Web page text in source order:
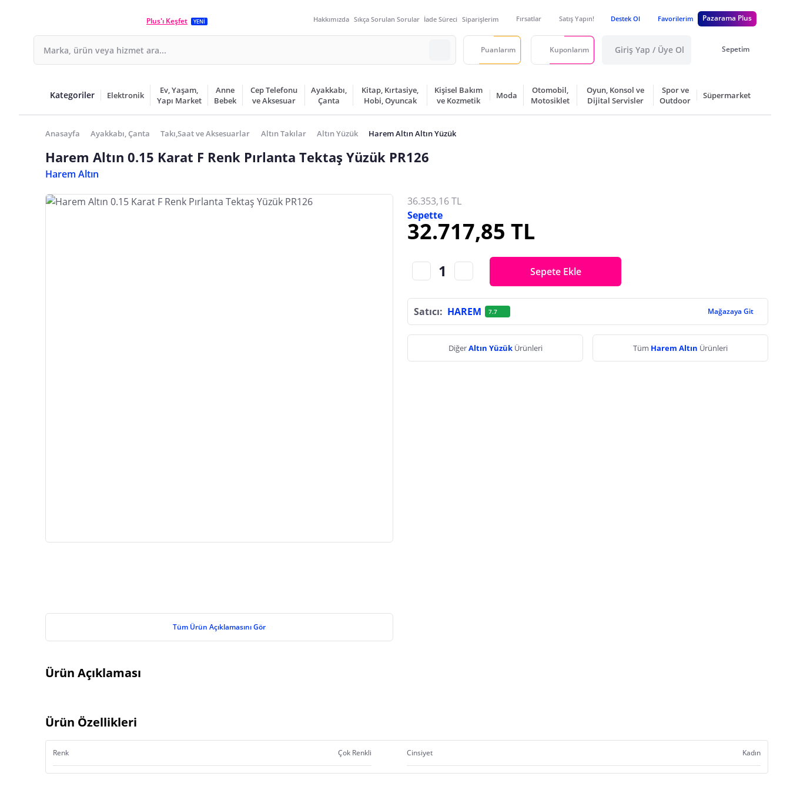
Plus'ı Keşfet YENİ Hakkımızda Sıkça Sorulan Sorular İade Süreci Siparişlerim Fırsatlar Satış Yapın! Destek Ol Favorilerim Pazarama Plus
Puanlarım Kuponlarım Giriş Yap / Üye Ol Sepetim
Kategoriler Elektronik
Ev, Yaşam,
Yapı Market
Anne
Bebek
Cep Telefonu
ve Aksesuar
Ayakkabı,
Çanta
Kitap, Kırtasiye,
Hobi, Oyuncak
Kişisel Bakım
ve Kozmetik
Moda
Otomobil,
Motosiklet
Oyun, Konsol ve
Dijital Servisler
Spor ve
Outdoor
Süpermarket
Anasayfa Ayakkabı, Çanta Takı,Saat ve Aksesuarlar Altın Takılar Altın Yüzük Harem Altın Altın Yüzük
Harem Altın 0.15 Karat F Renk Pırlanta Tektaş Yüzük PR126
Harem Altın
Tüm Ürün Açıklamasını Gör
36.353,16 TL
Sepette
32.717,85 TL
Sepete Ekle
Satıcı: HAREM 7.7 Mağazaya Git
DiğerAltın Yüzük Ürünleri Tüm Harem Altın Ürünleri
Ürün Açıklaması
Ürün Özellikleri
Renk Çok Renkli Cinsiyet Kadın